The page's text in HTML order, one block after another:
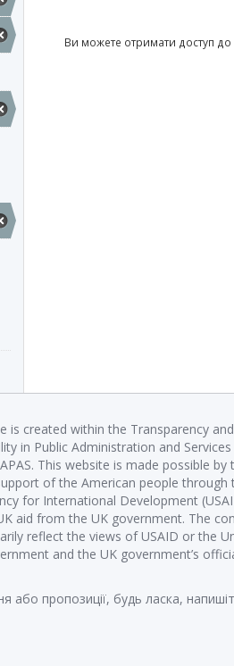
Ви можете отримати доступ до
is created within the Transparency and
in Public Administration and Services
This website is made possible by
of the American people through
for International Development
aid from the UK government. The
reflect the views of USAID or the
and the UK government’s
або пропозиції, будь ласка,